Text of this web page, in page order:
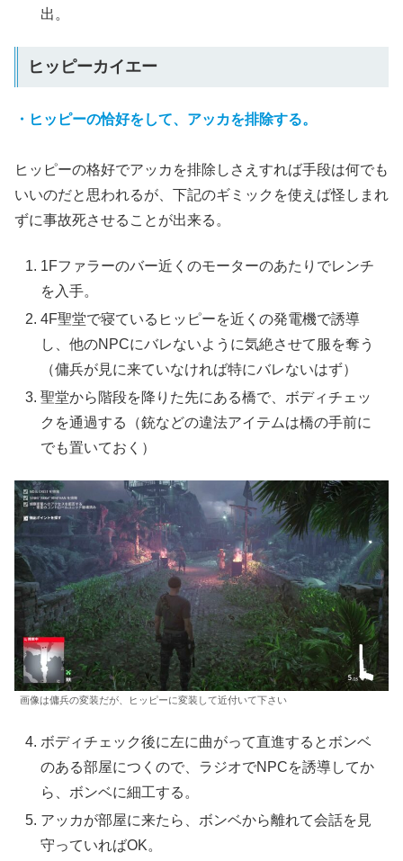
出。
ヒッピーカイエー
・ヒッピーの恰好をして、アッカを排除する。
ヒッピーの格好でアッカを排除しさえすれば手段は何でも
いいのだと思われるが、下記のギミックを使えば怪しまれ
ずに事故死させることが出来る。
1Fファラーのバー近くのモーターのあたりでレンチ
を入手。
4F聖堂で寝ているヒッピーを近くの発電機で誘導
し、他のNPCにバレないように気絶させて服を奪う
（傭兵が見に来ていなければ特にバレないはず）
聖堂から階段を降りた先にある橋で、ボディチェッ
クを通過する（銃などの違法アイテムは橋の手前に
でも置いておく）
画像は傭兵の変装だが、ヒッピーに変装して近付いて下さい
ボディチェック後に左に曲がって直進するとボンベ
のある部屋につくので、ラジオでNPCを誘導してか
ら、ボンベに細工する。
アッカが部屋に来たら、ボンベから離れて会話を見
守っていればOK。